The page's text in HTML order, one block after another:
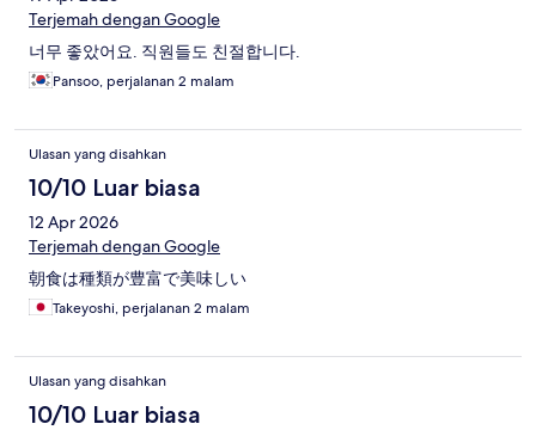
Terjemah dengan Google
너무 좋았어요. 직원들도 친절합니다.
Pansoo, perjalanan 2 malam
Ulasan yang disahkan
10/10 Luar biasa
12 Apr 2026
Terjemah dengan Google
朝食は種類が豊富で美味しい
Takeyoshi, perjalanan 2 malam
Ulasan yang disahkan
10/10 Luar biasa